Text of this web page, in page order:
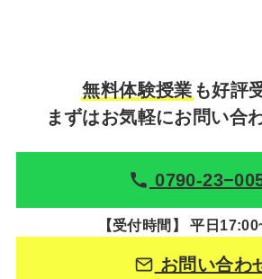
無料体験授業 も好評
まずはお気軽にお問い合
0790-
【受付時間】 平日
お問い合わ